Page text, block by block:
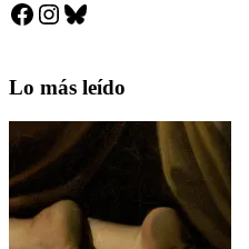
Facebook
Instagram
Bluesky
Lo más leído